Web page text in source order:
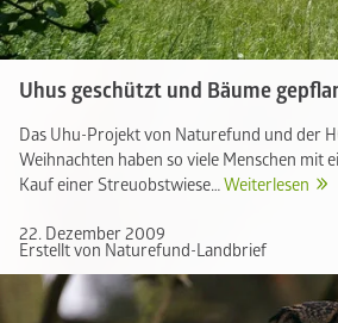
Uhus geschützt und Bäume
Das Uhu-Projekt von Naturefund und der
Weihnachten haben so viele Menschen mit
Kauf einer Streuobstwiese…Weiterlesen
22. Dezember 2009
Erstellt von Naturefund-Landbrief